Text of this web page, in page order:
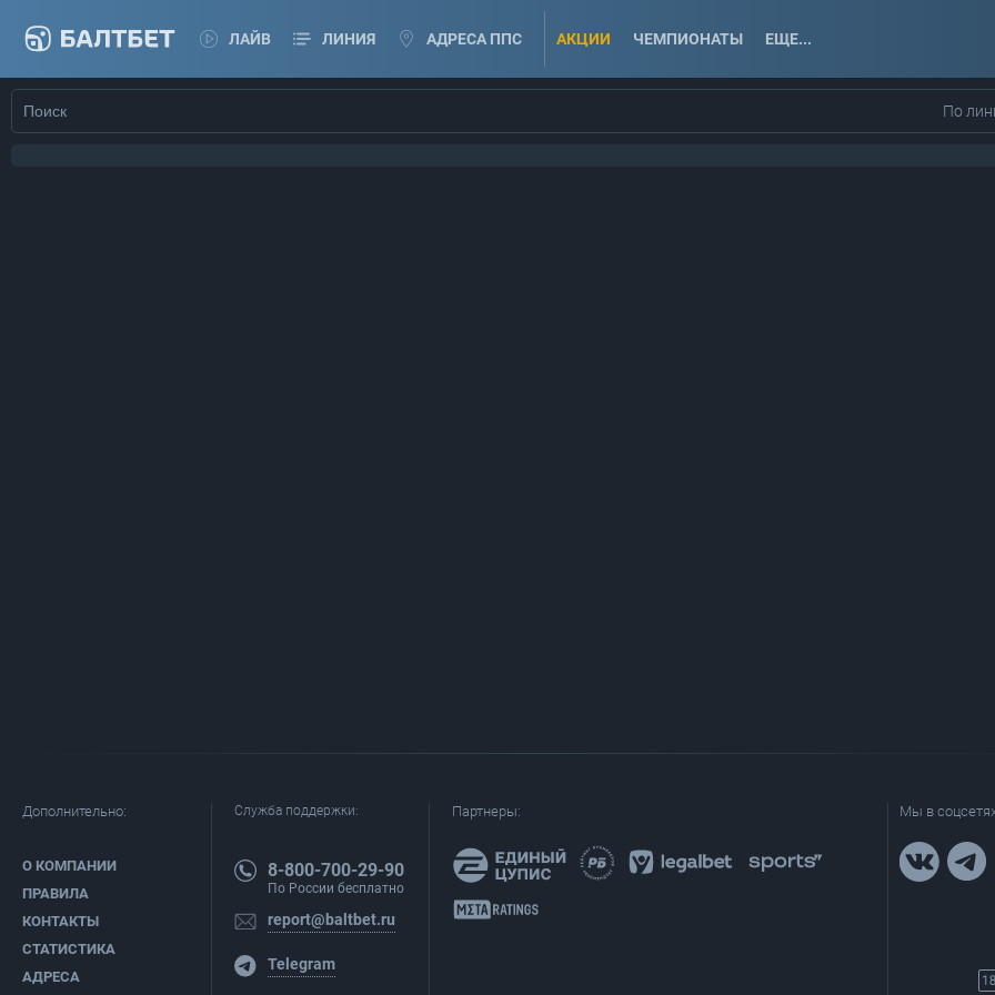
ЛАЙВ ЛИНИЯ АДРЕСА ППС АКЦИИ ЧЕМПИОНАТЫ ЕЩЕ...
По
Дополнительно:
О КОМПАНИИ
ПРАВИЛА
КОНТАКТЫ
СТАТИСТИКА
АДРЕСА
Служба поддержки:
8-800-700-29-90
По России бесплатно
report@baltbet.ru
Telegram
Партнеры: Мы в